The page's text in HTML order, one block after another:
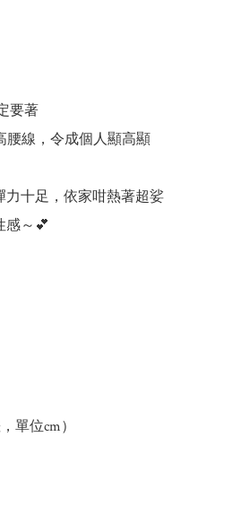
要著
腰線，令成個人顯高顯
十足，依家咁熱著超娑
感～💕
單位cm）